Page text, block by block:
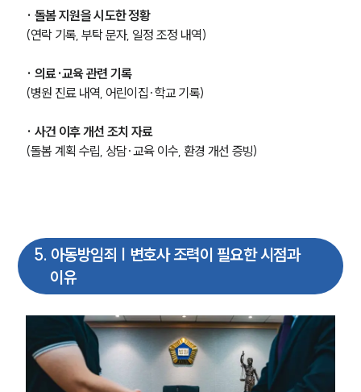
· 돌봄 지원을 시도한 정황
(연락 기록, 부탁 문자, 일정 조정 내역)
· 의료·교육 관련 기록
(병원 진료 내역, 어린이집·학교 기록)
· 사건 이후 개선 조치 자료
(돌봄 계획 수립, 상담·교육 이수, 환경 개선 증빙)
5. 아동방임죄 | 변호사 조력이 필요한 시점과
이유